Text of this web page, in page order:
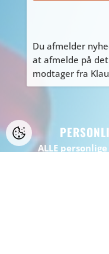
Du afmelder
at afmelde på
modtager fra
ALLE